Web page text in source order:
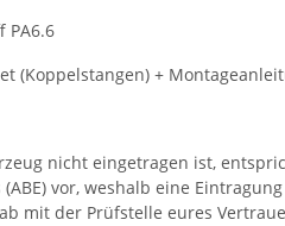
PA6.6
(Koppelstangen) +
nicht eingetragen ist,
vor, weshalb eine
mit der Prüfstelle eures